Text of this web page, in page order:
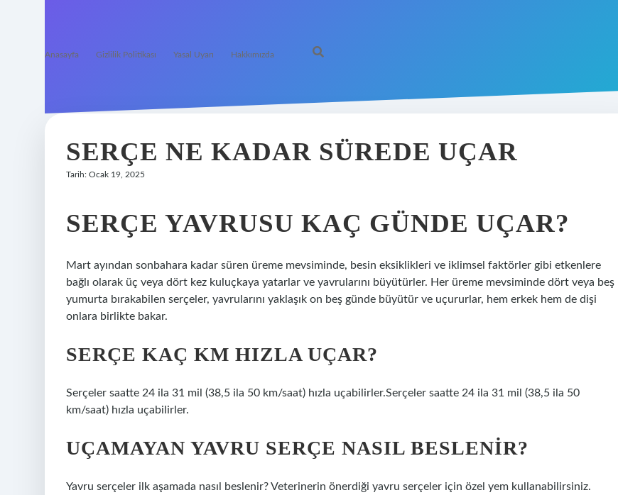
Anasayfa Gizlilik Politikası Yasal Uyarı Hakkımızda
SERÇE NE KADAR SÜREDE UÇAR
Tarih: Ocak 19, 2025
SERÇE YAVRUSU KAÇ GÜNDE UÇAR?
Mart ayından sonbahara kadar süren üreme mevsiminde, besin eksiklikleri ve iklimsel faktörler gibi etkenlere
bağlı olarak üç veya dört kez kuluçkaya yatarlar ve yavrularını büyütürler. Her üreme mevsiminde dört veya beş
yumurta bırakabilen serçeler, yavrularını yaklaşık on beş günde büyütür ve uçururlar, hem erkek hem de dişi
onlara birlikte bakar.
SERÇE KAÇ KM HIZLA UÇAR?
Serçeler saatte 24 ila 31 mil (38,5 ila 50 km/saat) hızla uçabilirler.Serçeler saatte 24 ila 31 mil (38,5 ila 50
km/saat) hızla uçabilirler.
UÇAMAYAN YAVRU SERÇE NASIL BESLENIR?
Yavru serçeler ilk aşamada nasıl beslenir? Veterinerin önerdiği yavru serçeler için özel yem kullanabilirsiniz.